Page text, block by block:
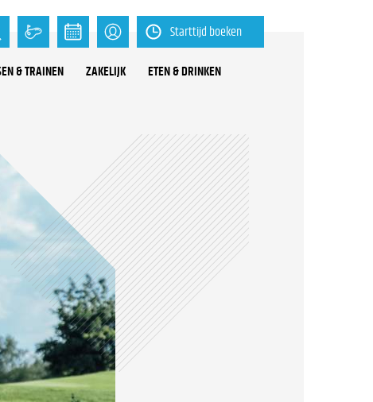
Starttijd boeken
& TRAINEN ZAKELIJK ETEN & DRINKEN